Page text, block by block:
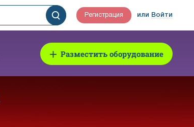
Регистрация или Войти
Разместить оборудование